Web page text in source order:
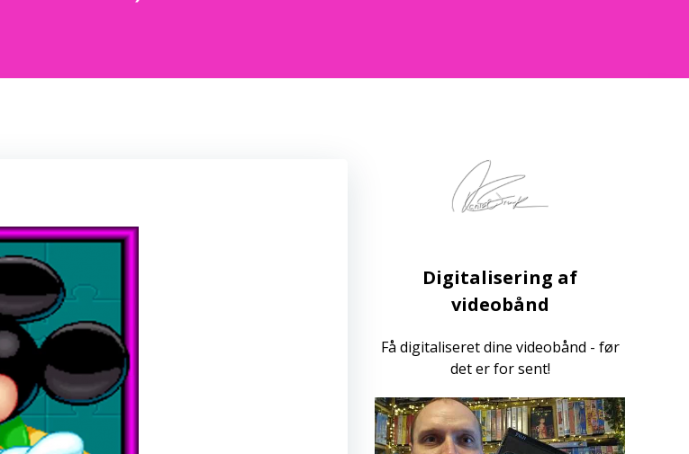
Digitalisering af
videobånd
Få digitaliseret dine videobånd - før
det er for sent!